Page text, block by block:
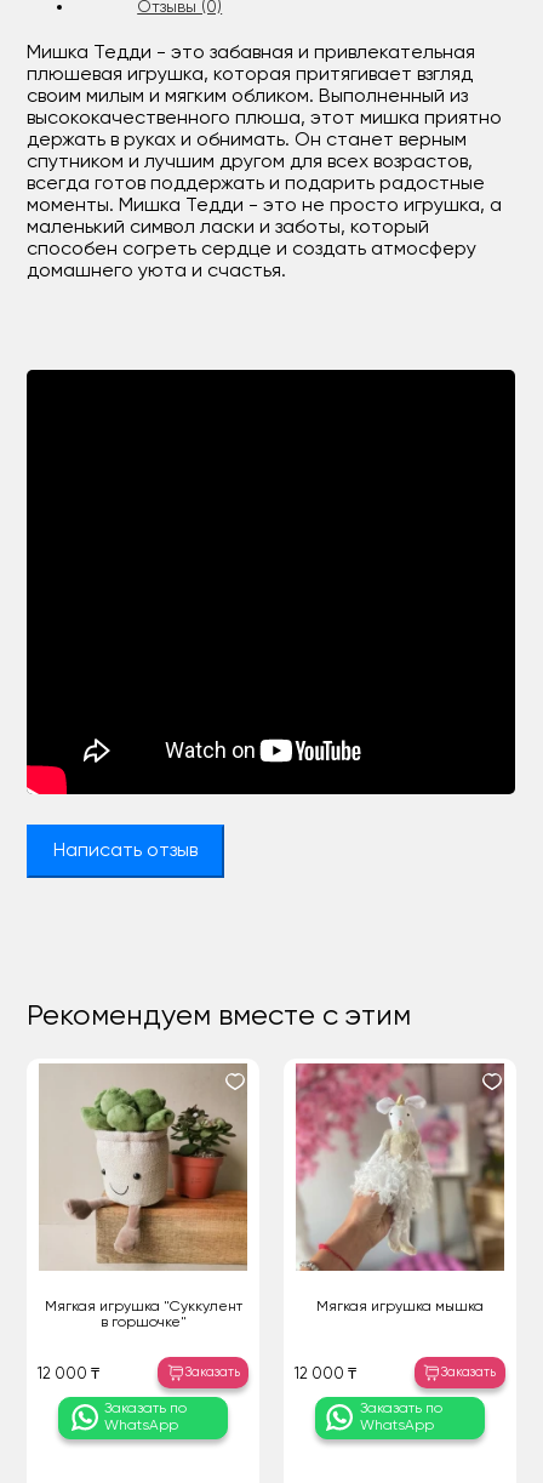
Отзывы (0)
Мишка Тедди - это забавная и привлекательная
плюшевая игрушка, которая притягивает взгляд
своим милым и мягким обликом. Выполненный из
высококачественного плюша, этот мишка приятно
держать в руках и обнимать. Он станет верным
спутником и лучшим другом для всех возрастов,
всегда готов поддержать и подарить радостные
моменты. Мишка Тедди - это не просто игрушка, а
маленький символ ласки и заботы, который
способен согреть сердце и создать атмосферу
домашнего уюта и счастья.
Написать отзыв
Рекомендуем вместе с этим
Мягкая игрушка "Суккулент
в горшочке"
12 000 ₸ Заказать
Заказать по
WhatsApp
Мягкая игрушка мышка
12 000 ₸ Заказать
Заказать по
WhatsApp